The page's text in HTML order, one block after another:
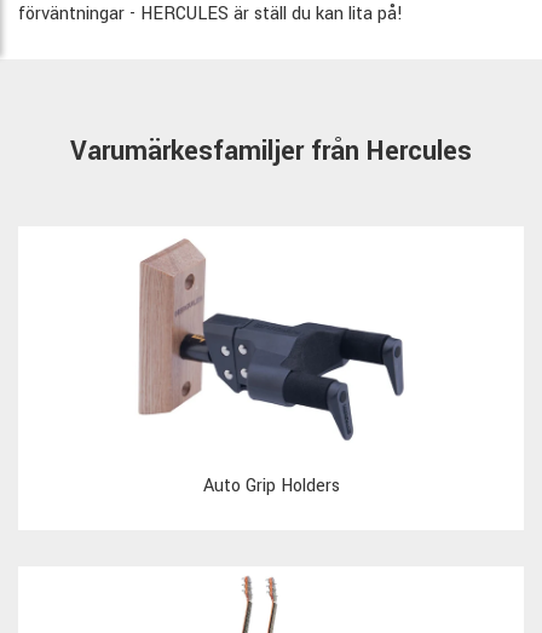
förväntningar - HERCULES är ställ du kan lita på!
Varumärkesfamiljer från Hercules
Auto Grip Holders